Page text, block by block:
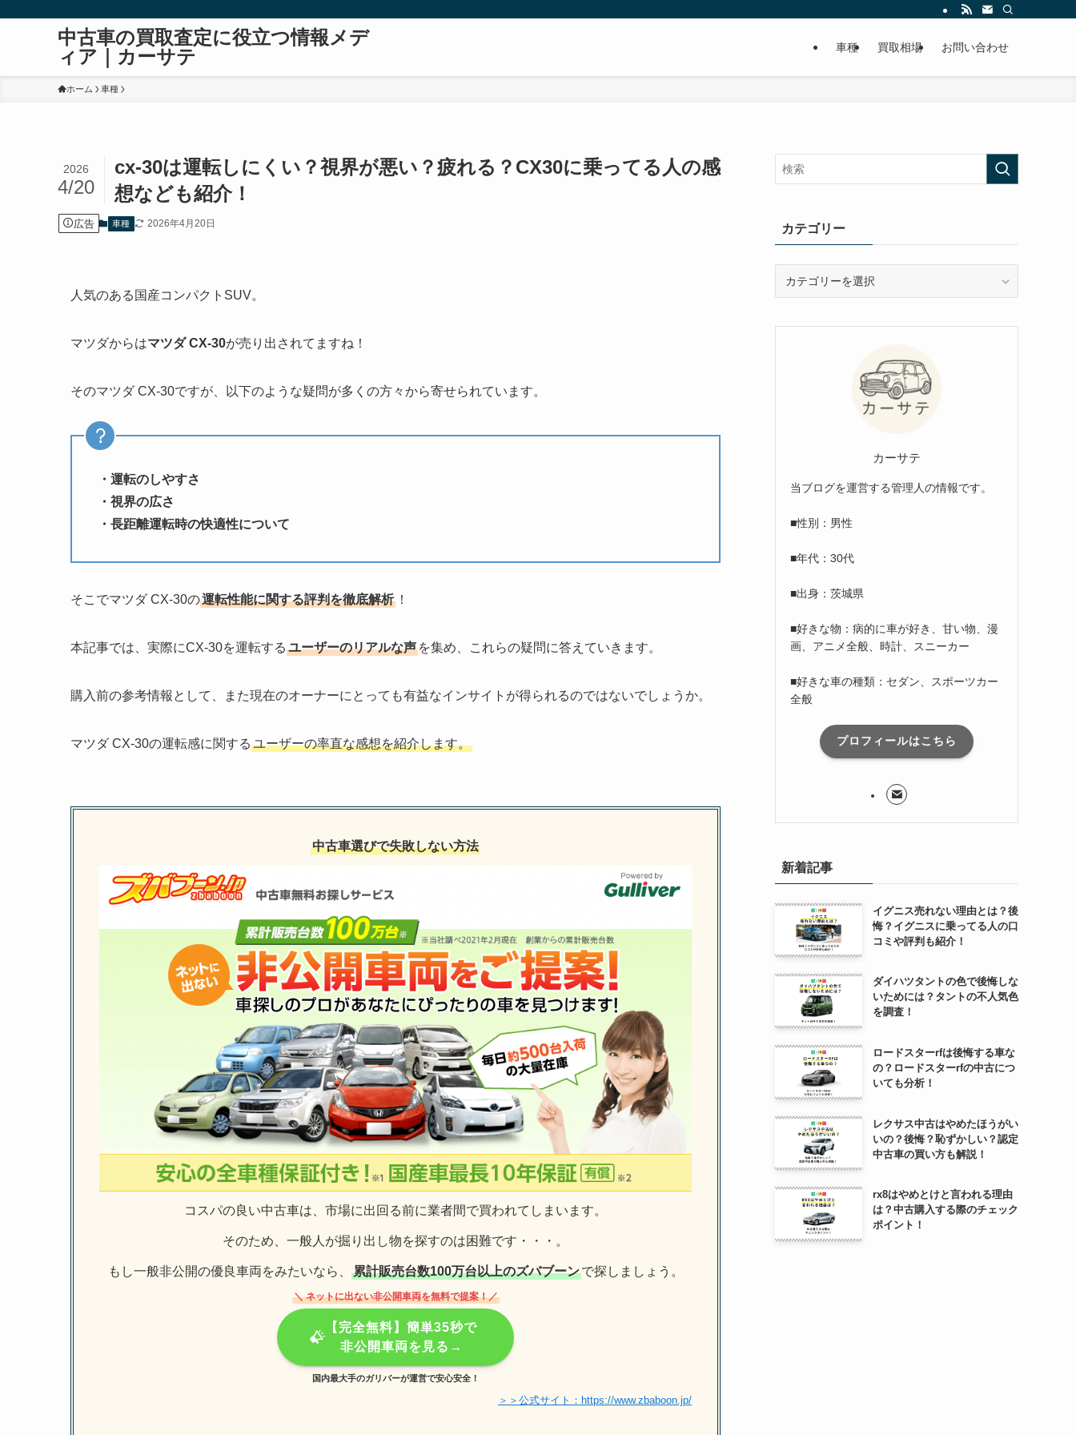
中古車の買取査定に役立つ情報メデ
ィア｜カーサテ
車種 買取相場 お問い合わせ
ホーム 車種
cx-30は運転しにくい？視界が悪い？疲れる？CX30に乗ってる人の感
想なども紹介！
2026
4/20
広告 車種 2026年4月20日
人気のある国産コンパクトSUV。
マツダからはマツダ CX-30が売り出されてますね！
そのマツダ CX-30ですが、以下のような疑問が多くの方々から寄せられています。
・運転のしやすさ
・視界の広さ
・長距離運転時の快適性について
そこでマツダ CX-30の運転性能に関する評判を徹底解析 ！
本記事では、実際にCX-30を運転する ユーザーのリアルな声 を集め、これらの疑問に答えていきます。
購入前の参考情報として、また現在のオーナーにとっても有益なインサイトが得られるのではないでしょうか。
マツダ CX-30の運転感に関する ユーザーの率直な感想を紹介します。
中古車選びで失敗しない方法
コスパの良い中古車は、市場に出回る前に業者間で買われてしまいます。
そのため、一般人が掘り出し物を探すのは困難です・・・。
もし一般非公開の優良車両をみたいなら、 累計販売台数100万台以上のズバブーンで探しましょう。
＼ ネットに出ない非公開車両を無料で提案！／
【完全無料】簡単35秒で
非公開車両を見る→
国内最大手のガリバーが運営で安心安全！
＞＞公式サイト：https://www.zbaboon.jp/
カテゴリー
リ
カーサテ
当ブログを運営する管理人の情報です。
■性別：男性
■年代：30代
■出身：茨城県
■好きな物：病的に車が好き、甘い物、漫
画、アニメ全般、時計、スニーカー
■好きな車の種類：セダン、スポーツカー
全般
プロフィールはこちら
新着記事
イグニス売れない理由とは？後
悔？イグニスに乗ってる人の口
コミや評判も紹介！
ダイハツタントの色で後悔しな
いためには？タントの不人気色
を調査！
ロードスターrfは後悔する車な
の？ロードスターrfの中古につ
いても分析！
レクサス中古はやめたほうがい
いの？後悔？恥ずかしい？認定
中古車の買い方も解説！
rx8はやめとけと言われる理由
は？中古購入する際のチェック
ポイント！